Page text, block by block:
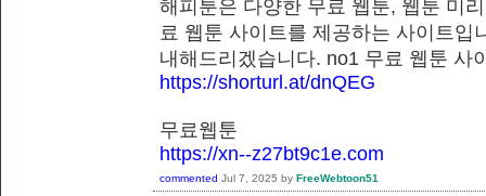
해피툰은 다양한 무료 웹툰, 웹툰 미
료 웹툰 사이트를 제공하는 사이트
내해드리겠습니다. no1 무료 웹
https://shorturl.at/dnQEG
무료웹툰
https://xn--z27bt9c1e.com
commented Jul 7, 2025 by FreeWebtoon51